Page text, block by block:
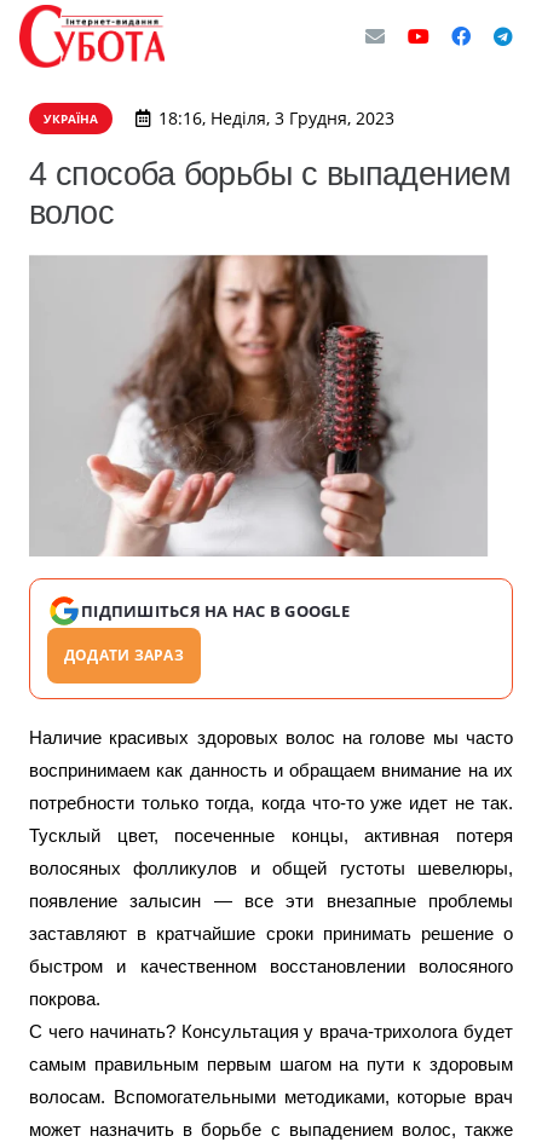
УКРАЇНА 18:16, Неділя, 3 Грудня, 2023
4 способа борьбы с выпадением
волос
ПІДПИШІТЬСЯ НА НАС В GOOGLE
ДОДАТИ ЗАРАЗ
Наличие красивых здоровых волос на голове мы часто
воспринимаем как данность и обращаем внимание на их
потребности только тогда, когда что-то уже идет не так.
Тусклый цвет, посеченные концы, активная потеря
волосяных фолликулов и общей густоты шевелюры,
появление залысин — все эти внезапные проблемы
заставляют в кратчайшие сроки принимать решение о
быстром и качественном восстановлении волосяного
покрова.
С чего начинать? Консультация у врача-трихолога будет
самым правильным первым шагом на пути к здоровым
волосам. Вспомогательными методиками, которые врач
может назначить в борьбе с выпадением волос, также